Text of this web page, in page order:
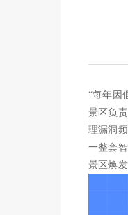
“每年因
景区负
理漏洞
一整套
景区焕发